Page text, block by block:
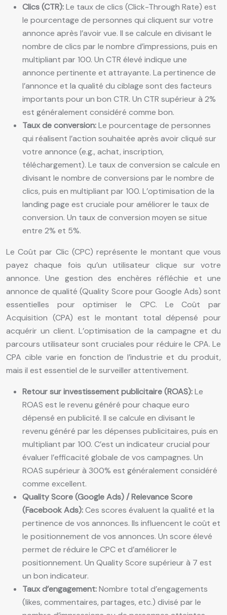
Clics (CTR):Le taux de clics (Click-Through Rate) est
le pourcentage de personnes qui cliquent sur votre
annonce après l’avoir vue. Il se calcule en divisant le
nombre de clics par le nombre d’impressions, puis en
multipliant par 100. Un CTR élevé indique une
annonce pertinente et attrayante. La pertinence de
l’annonce et la qualité du ciblage sont des facteurs
importants pour un bon CTR. Un CTR supérieur à 2%
est généralement considéré comme bon.
Taux de conversion:Le pourcentage de personnes
qui réalisent l’action souhaitée après avoir cliqué sur
votre annonce (e.g., achat, inscription,
téléchargement). Le taux de conversion se calcule en
divisant le nombre de conversions par le nombre de
clics, puis en multipliant par 100. L’optimisation de la
landing page est cruciale pour améliorer le taux de
conversion. Un taux de conversion moyen se situe
entre 2% et 5%.
Le Coût par Clic (CPC) représente le montant que vous
payez chaque fois qu’un utilisateur clique sur votre
annonce. Une gestion des enchères réfléchie et une
annonce de qualité (Quality Score pour Google Ads) sont
essentielles pour optimiser le CPC. Le Coût par
Acquisition (CPA) est le montant total dépensé pour
acquérir un client. L’optimisation de la campagne et du
parcours utilisateur sont cruciales pour réduire le CPA. Le
CPA cible varie en fonction de l’industrie et du produit,
mais il est essentiel de le surveiller attentivement.
Retour sur investissement publicitaire (ROAS):Le
ROAS est le revenu généré pour chaque euro
dépensé en publicité. Il se calcule en divisant le
revenu généré par les dépenses publicitaires, puis en
multipliant par 100. C’est un indicateur crucial pour
évaluer l’efficacité globale de vos campagnes. Un
ROAS supérieur à 300% est généralement considéré
comme excellent.
Quality Score (Google Ads) / Relevance Score
(Facebook Ads):Ces scores évaluent la qualité et la
pertinence de vos annonces. Ils influencent le coût et
le positionnement de vos annonces. Un score élevé
permet de réduire le CPC et d’améliorer le
positionnement. Un Quality Score supérieur à 7 est
un bon indicateur.
Taux d’engagement:Nombre total d’engagements
(likes, commentaires, partages, etc.) divisé par le